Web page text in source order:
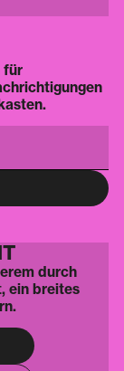
für
durch
ein breites